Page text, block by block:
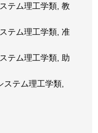
テム理工学類, 教
テム理工学類, 准
テム理工学類, 助
テム理工学類,